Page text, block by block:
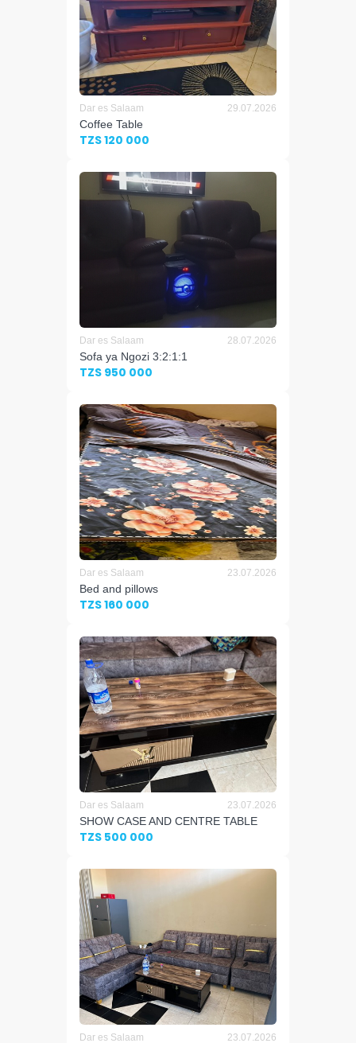
Dar es Salaam 29.07.2026
Coffee Table
TZS 120 000
Dar es Salaam 28.07.2026
Sofa ya Ngozi 3:2:1:1
TZS 950 000
Dar es Salaam 23.07.2026
Bed and pillows
TZS 160 000
Dar es Salaam 23.07.2026
SHOW CASE AND CENTRE TABLE
TZS 500 000
Dar es Salaam 23.07.2026